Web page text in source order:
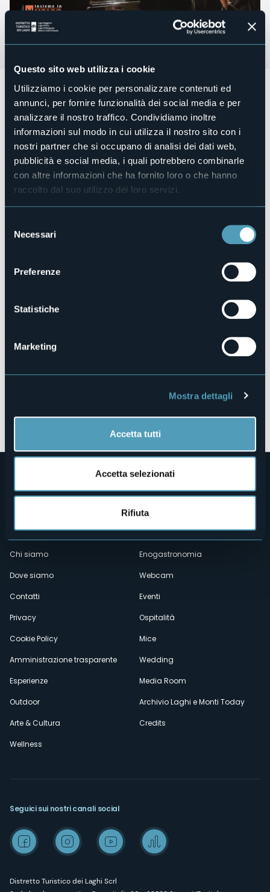
Questo sito web utilizza i cookie
Utilizziamo i cookie per personalizzare contenuti ed
annunci, per fornire funzionalità dei social media e per
analizzare il nostro traffico. Condividiamo inoltre
informazioni sul modo in cui utilizza il nostro sito con i
nostri partner che si occupano di analisi dei dati web,
pubblicità e social media, i quali potrebbero combinarle
con altre informazioni che ha fornito loro o che hanno
raccolto dal suo utilizzo dei loro servizi.
delNecessari
Preferenze
Statistiche
Marketing
Mostra dettagli
Accetta tutti
Accetta selezionati
Rifiuta
Venerdì 22 marzo
Domodossola, auditorium scuola Floreanini Via Terracini
9° EDIZIONE “LA MUSICA IN TESTA”
Alle 21:00 concerto con il “Duo Castiglioni - Marcone” dal
titolo “Il salotto viennese”
Ingresso libero
Organizzatore
Associazione Culturale Artexe
Luogo dell'evento
ac.artexe@gmail.com
Via Terracini, 23 - Auditorium Scuola Floreanini
Apri mappa
Menù
secondario
Chi siamo
Dove siamo
Contatti
Privacy
Cookie Policy
Amministrazione trasparente
Esperienze
Outdoor
Arte & Cultura
Wellness
Enogastronomia
Webcam
Eventi
Ospitalità
Mice
Wedding
Media Room
Archivio Laghi e Monti Today
Credits
Distretto Turistico dei Laghi Scrl
Seguici sui nostri canali social